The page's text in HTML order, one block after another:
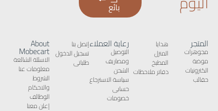
بائع
المتجر
مجوهرات
موضة
الكترونيات
حقائب
هدايا
المنزل
المطبخ
دفاتر ملاحظات
رعاية العملاء
التوصيل
ومصاريف
الشحن
سياسة الاسترجاع
حسابى
خصومات
إتصل بنا
تسجيل الدخول
طلباتى
About
Mobecart
الاسئلة الشائعة
معلومات عنا
الشروط
والاحكام
الوظائف
إعلن معنا